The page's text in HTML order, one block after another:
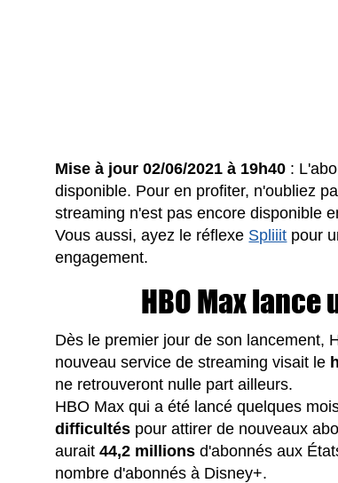
Mise à jour 02/06/2021 à 19h40 :
disponible. Pour en profiter, n'oubliez
streaming n'est pas encore disponible
Vous aussi, ayez le réflexe Spliiit pour
engagement.
HBO Max
Dès le premier jour de son lancement,
nouveau service de streaming visait le
ne retrouveront nulle part ailleurs.
HBO Max qui a été lancé quelques
difficultés pour attirer de nouveaux
aurait44,2 millionsd'abonnés aux
nombre d'abonnés à Disney+.